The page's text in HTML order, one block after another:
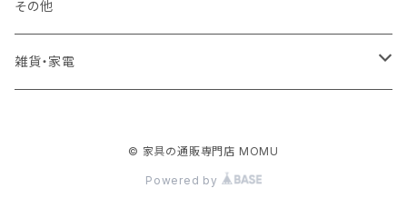
二段ベッド
マットレス
TVボード
キャビネット・飾り棚
その他
雑貨・家電
© 家具の通販専門店 MOMU
Powered by